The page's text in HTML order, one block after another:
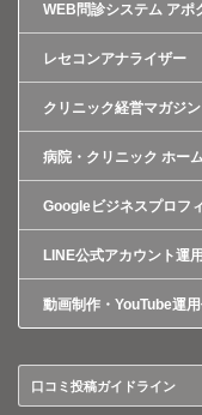
WEB問診システム アポ
レセコンアナライザー
クリニック経営マガジン
病院・クリニック ホー
Googleビジネスプロフ
LINE公式アカウント運
動画制作・YouTube運
口コミ投稿ガイドライン